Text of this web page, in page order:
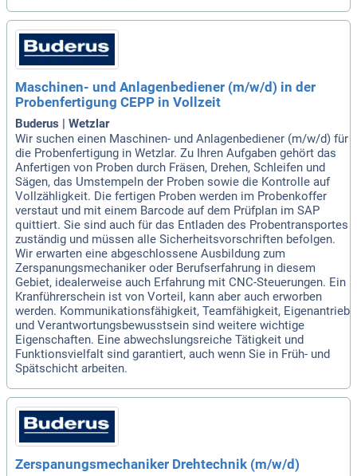
Maschinen- und Anlagenbediener (m/w/d) in der
Probenfertigung CEPP in Vollzeit
Buderus | Wetzlar
Wir suchen einen Maschinen- und Anlagenbediener (m/w/d) für
die Probenfertigung in Wetzlar. Zu Ihren Aufgaben gehört das
Anfertigen von Proben durch Fräsen, Drehen, Schleifen und
Sägen, das Umstempeln der Proben sowie die Kontrolle auf
Vollzähligkeit. Die fertigen Proben werden im Probenkoffer
verstaut und mit einem Barcode auf dem Prüfplan im SAP
quittiert. Sie sind auch für das Entladen des Probentransportes
zuständig und müssen alle Sicherheitsvorschriften befolgen.
Wir erwarten eine abgeschlossene Ausbildung zum
Zerspanungsmechaniker oder Berufserfahrung in diesem
Gebiet, idealerweise auch Erfahrung mit CNC-Steuerungen. Ein
Kranführerschein ist von Vorteil, kann aber auch erworben
werden. Kommunikationsfähigkeit, Teamfähigkeit, Eigenantrieb
und Verantwortungsbewusstsein sind weitere wichtige
Eigenschaften. Eine abwechslungsreiche Tätigkeit und
Funktionsvielfalt sind garantiert, auch wenn Sie in Früh- und
Spätschicht arbeiten.
Zerspanungsmechaniker Drehtechnik (m/w/d)